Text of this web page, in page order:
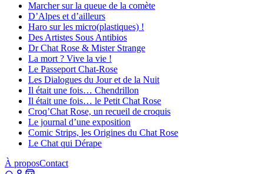
Marcher sur la queue de la comète
D’Alpes et d’ailleurs
Haro sur les micro(plastiques) !
Des Artistes Sous Antibios
Dr Chat Rose & Mister Strange
La mort ? Vive la vie !
Le Passeport Chat-Rose
Les Dialogues du Jour et de la Nuit
Il était une fois… Chendrillon
Il était une fois… le Petit Chat Rose
Croq’Chat Rose, un recueil de croquis
Le journal d’une exposition
Comic Strips, les Origines du Chat Rose
Le Chat qui Dérape
À proposContact